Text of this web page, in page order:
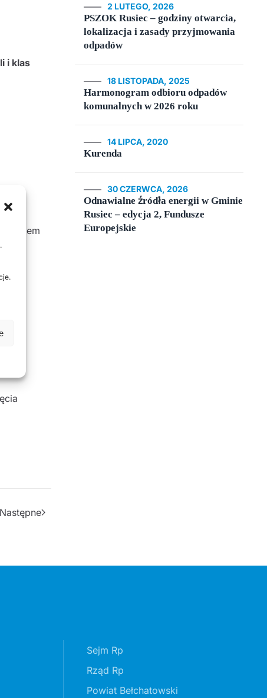
i klas
Następne
2 LUTEGO, 2026
PSZOK Rusiec – godziny otwarcia,
lokalizacja i zasady przyjmowania
odpadów
18 LISTOPADA, 2025
Harmonogram odbioru odpadów
komunalnych w 2026 roku
14 LIPCA, 2020
Kurenda
30 CZERWCA, 2026
Odnawialne źródła energii w Gminie
Rusiec – edycja 2, Fundusze
Europejskie
Sejm Rp
Rząd Rp
Powiat Bełchatowski